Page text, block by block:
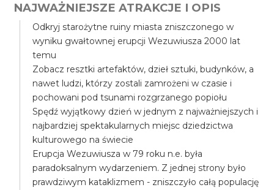
NAJWAŻNIEJSZE ATRAKCJE I OPIS
Odkryj starożytne ruiny miasta zniszczonego w
wyniku gwałtownej erupcji Wezuwiusza 2000 lat
temu
Zobacz resztki artefaktów, dzieł sztuki, budynków, a
nawet ludzi, którzy zostali zamrożeni w czasie i
pochowani pod tsunami rozgrzanego popiołu
Spędź wyjątkowy dzień w jednym z najważniejszych i
najbardziej spektakularnych miejsc dziedzictwa
kulturowego na świecie
Erupcja Wezuwiusza w 79 roku n.e. była
paradoksalnym wydarzeniem. Z jednej strony było
prawdziwym kataklizmem - zniszczyło całą populację